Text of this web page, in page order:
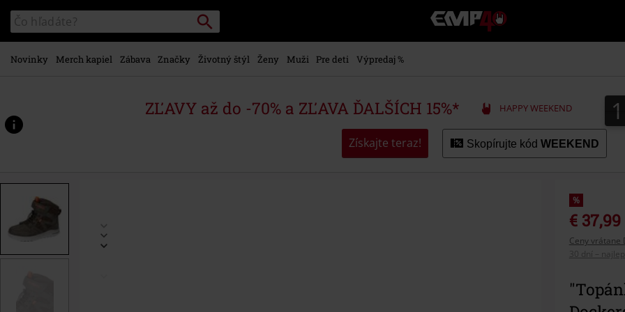
na
hlavný
obsah
Katalóg
vyhľadávania
Vyhľadávanie
EMP
-
Hudba,
Merch
hráčov,
Alternatívna
Novinky Merch kapiel Zábava Značky Životný štýl Ženy Muži Pre deti Výpredaj %
ZĽAVY až do -70% a ZĽAVA ĎALŠÍCH 15%* HAPPY WEEKEND 1
1
Získajte teraz! Skopírujte kód WEEKEND
www.emp-
p/top%C3%A1nky-
496411.html
%
€ 37,99
Ceny vrátane
30 dní –